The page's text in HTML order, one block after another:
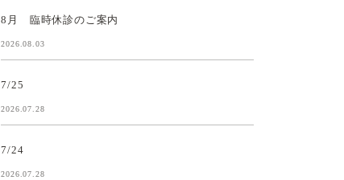
8月 臨時休診のご案内
2026.08.03
7/25
2026.07.28
7/24
2026.07.28